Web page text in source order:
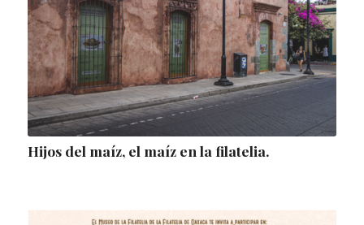
Hijos del maíz, el maíz en la filatelia.